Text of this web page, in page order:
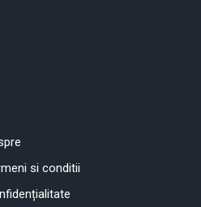
si conditii